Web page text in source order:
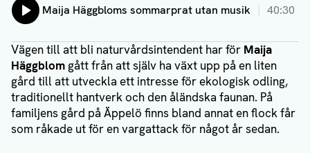
Lyssna på:
Maija Häggbloms sommarprat utan musik 40:30
Vägen till att bli naturvårdsintendent har för Maija
Häggblom gått från att själv ha växt upp på en liten
gård till att utveckla ett intresse för ekologisk odling,
traditionellt hantverk och den åländska faunan. På
familjens gård på Äppelö finns bland annat en flock får
som råkade ut för en vargattack för något år sedan.